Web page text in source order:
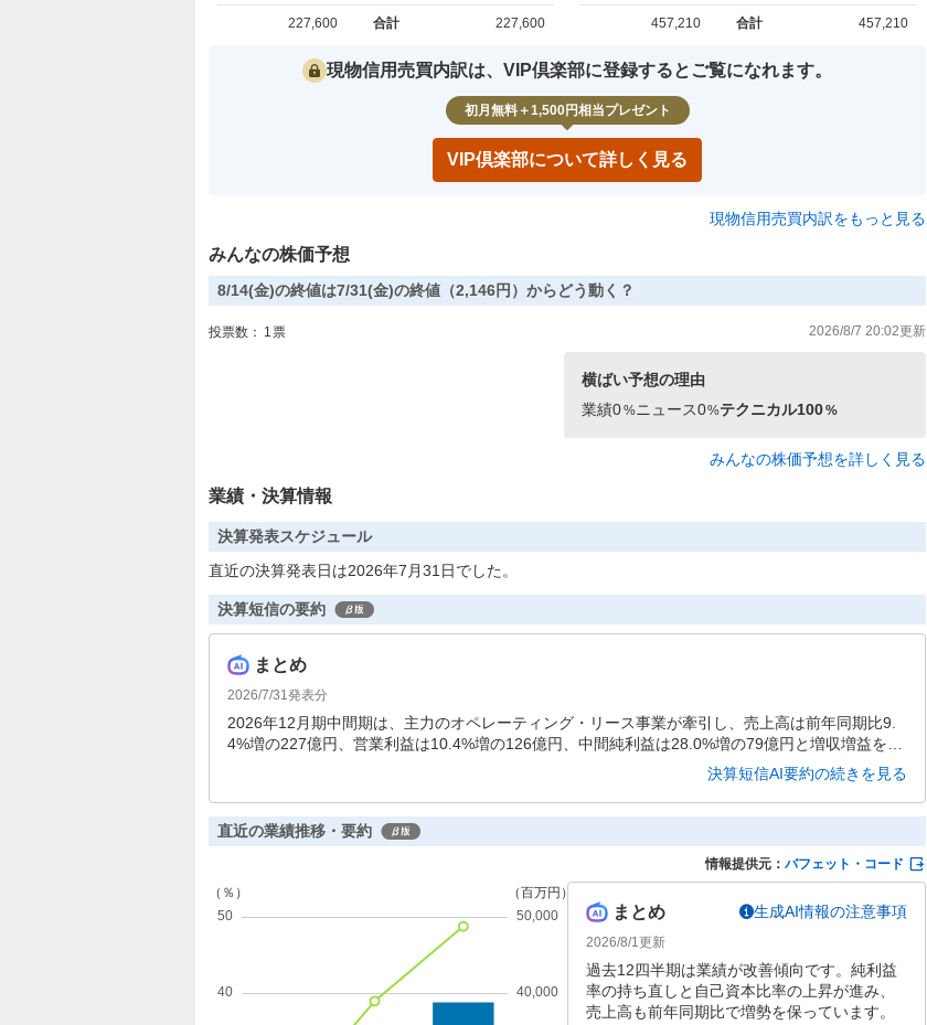
合計
買約定 合計
227,600
売約定 合計
227,600 合計
買約定 合計
457,210
売約定 合計
457,210
現物信用売買内訳は、VIP倶楽部に登録するとご覧になれます。
初月無料＋1,500円相当プレゼント
VIP倶楽部について詳しく見る
現物信用売買内訳をもっと見る
みんなの株価予想
8/14(金)の終値は7/31(金)の終値（2,146円）からどう動く？
投票数： 1 票 2026/8/7 20:02更新
横ばい予想の理由
業績0%ニュース0%テクニカル100%
みんなの株価予想を詳しく見る
業績・決算情報
決算発表スケジュール
直近の決算発表日は2026年7月31日でした。
決算短信の要約
まとめ
2026/7/31 発表分
2026年12月期中間期は、主力のオペレーティング・リース事業が牽引し、売上高は前年同期比9.
4%増の227億円、営業利益は10.4%増の126億円、中間純利益は28.0%増の79億円と増収増益を達
成しました。自己資本比率も30.7%へ改善し、財務基盤の強化も確認されています。決算短信AI要約の続きを見る
直近の業績推移・要約
情報提供元： バフェット・コード
まとめ 生成AI情報の注意事項
2026/8/1 更新
過去12四半期は業績が改善傾向です。純利益
率の持ち直しと自己資本比率の上昇が進み、
売上高も前年同期比で増勢を保っています。